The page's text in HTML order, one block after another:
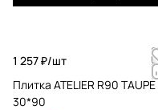
1 257 ₽/шт
Плитка ATELIER R90 TAUPE
30*90